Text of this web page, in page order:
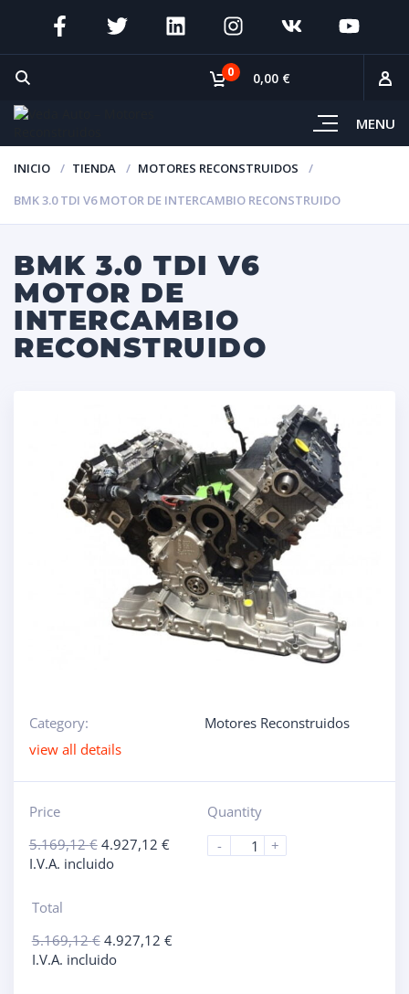
MENU
0 0,00 €
INICIO TIENDA
MOTORES RECONSTRUIDOS
BMK 3.0 TDI V6 MOTOR DE INTERCAMBIO RECONSTRUIDO
BMK 3.0 TDI V6
MOTOR DE
INTERCAMBIO
RECONSTRUIDO
Category:
Motores Reconstruidos
view all details
Price
5.169,12€ 4.927,12 €
I.V.A. incluido
Quantity
-
+
Total
5.169,12€ 4.927,12 €
I.V.A. incluido